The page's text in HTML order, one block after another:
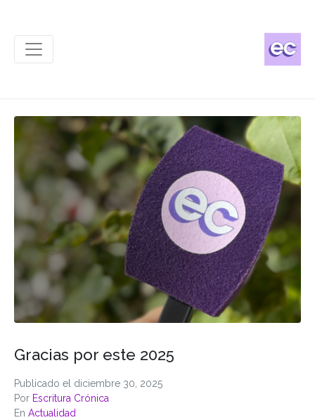
Publicado el diciembre 30, 2025
Por Escritura Crónica
En Actualidad
Gracias por este 2025